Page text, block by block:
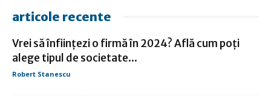
articole recente
Vrei să înființezi o firmă în 2024? Află cum poți
alege tipul de societate...
Robert Stanescu